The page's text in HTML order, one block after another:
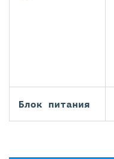
Блок питания